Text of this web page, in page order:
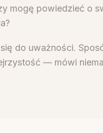
mogę powiedzieć o
do uważności.
— mówi